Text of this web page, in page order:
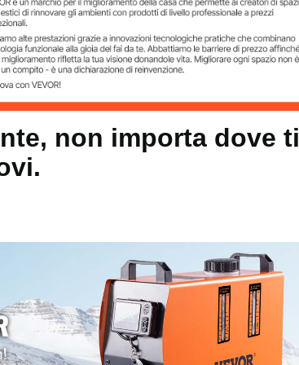
-40℃-40℃
/ 18045 piedi
non importa dove ti